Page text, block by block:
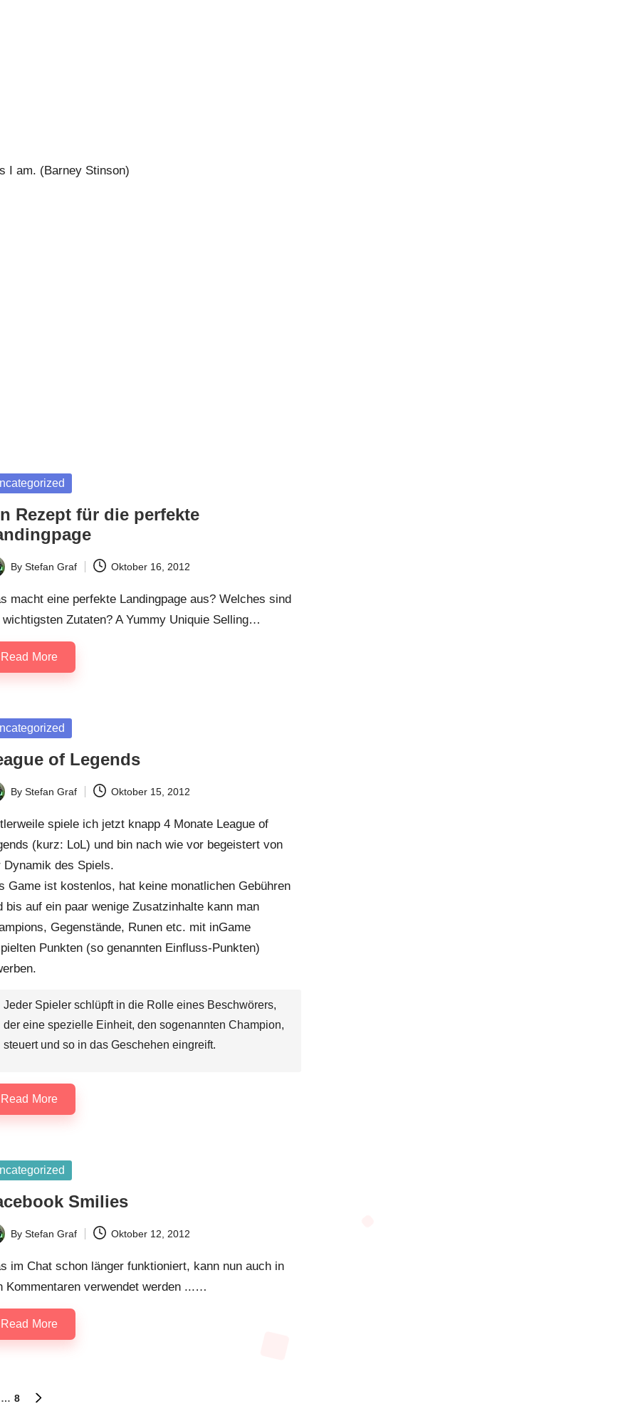
I am. (Barney Stinson)
Rezept für die perfekte
By Stefan Graf Oktober 16, 2012
macht eine perfekte Landingpage aus? Welches sind
wichtigsten Zutaten? A Yummy Uniquie Selling…
Read More
of Legends
By Stefan Graf Oktober 15, 2012
spiele ich jetzt knapp 4 Monate League of
(kurz: LoL) und bin nach wie vor begeistert von
Dynamik des Spiels.
Game ist kostenlos, hat keine monatlichen Gebühren
bis auf ein paar wenige Zusatzinhalte kann man
Gegenstände, Runen etc. mit inGame
Punkten (so genannten Einfluss-Punkten)
Jeder Spieler schlüpft in die Rolle eines Beschwörers,
der eine spezielle Einheit, den sogenannten Champion,
steuert und so in das Geschehen eingreift.
Read More
Smilies
By Stefan Graf Oktober 12, 2012
im Chat schon länger funktioniert, kann nun auch in
Kommentaren verwendet werden ...…
Read More
… 8